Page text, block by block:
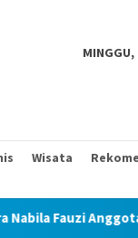
MINGGU,
Wisata
Anggota DPD